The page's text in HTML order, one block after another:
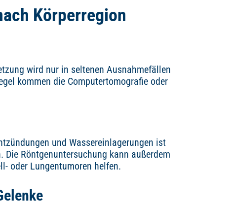
Körperregion
wird nur in seltenen Ausnahmefällen
kommen die Computertomografie oder
und Wassereinlagerungen ist
Röntgenuntersuchung kann außerdem
oder Lungentumoren helfen.